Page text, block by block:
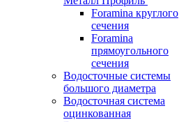
Foramina круглого
сечения
Foramina
прямоугольного
сечения
Водосточные системы
большого диаметра
Водосточная система
оцинкованная